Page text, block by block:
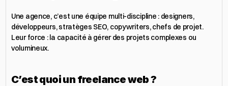
Une agence, c’est une équipe multi-discipline : designers,
développeurs, stratèges SEO, copywriters, chefs de projet.
Leur force : la capacité à gérer des projets complexes ou
volumineux.
C’est quoi un freelance web ?